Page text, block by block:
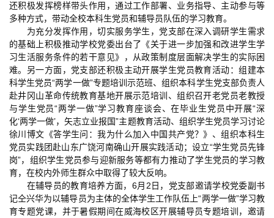
还积极发挥榜样带头作用，通过工作部署、业务指导、主动参与等
多种方式，带动全校本科生党员和辅导员队伍的学习教育。
为充分发挥作用，切实服务学生，党支部在深入调研学生需求
的基础上积极推动学校党委出台了《关于进一步加强和改进学生学
习生活服务条件的若干意见》，从政策制度层面解决学生的实际困
难。另一方面，党支部还积极主动开展学生党员教育活动：组建本
科学生党员“两学一做”专题培训示范班、组织本科学生党支部负责人
赴井冈山革命传统教育基地开展示范培训、组织召开老党员老教授
与学生党员“两学一做”学习教育座谈会、在毕业生党员中开展“深
化‘两学一做’，矢志立业报国”主题教育活动、组织学生党员学习讨论
徐川博文《答学生问：我为什么加入中国共产党？》、组织本科生
党员实践团赴山东广饶河南确山开展实践活动；设立“学生党员先锋
岗”，组织学生党员参与迎新服务等都有力推动了学生党员的学习教
育，在校内外师生群众中取得了较大反响。
在辅导员的教育培养方面，6月2日，党支部邀请学校党委副书
记仝兴华为以辅导员为主体的全体学生工作队伍上“两学一做”学习教
育专题党课，并于暑假期间在威海校区开展辅导员专题培训，邀请